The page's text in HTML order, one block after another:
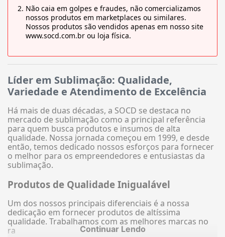
Não caia em golpes e fraudes, não comercializamos
nossos produtos em marketplaces ou similares.
Nossos produtos são vendidos apenas em nosso site
www.socd.com.br ou loja física.
Líder em Sublimação: Qualidade,
Variedade e Atendimento de Excelência
Há mais de duas décadas, a SOCD se destaca no
mercado de sublimação como a principal referência
para quem busca produtos e insumos de alta
qualidade. Nossa jornada começou em 1999, e desde
então, temos dedicado nossos esforços para fornecer
o melhor para os empreendedores e entusiastas da
sublimação.
Produtos de Qualidade Inigualável
Um dos nossos principais diferenciais é a nossa
dedicação em fornecer produtos de altíssima
qualidade. Trabalhamos com as melhores marcas no
ra
Continuar Lendo